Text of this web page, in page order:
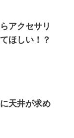
アクセサリ
ほしい！？
天井が求め